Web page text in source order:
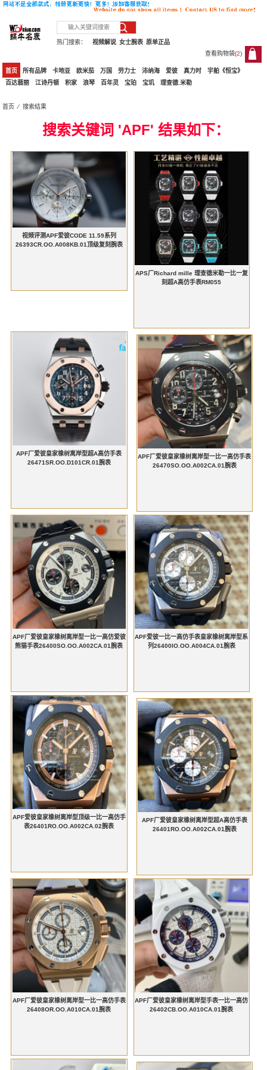
热门搜索： 原单正品
女士腕表
视频解说
查看购物袋(2)
2
首页 所有品牌 卡地亚 欧米茄 万国 劳力士 沛纳海 爱彼 真力时
宇舶《恒宝》
百达翡丽
江诗丹顿 积家 浪琴 百年灵 宝珀 宝玑 理查德.米勒
首页 ⁄ 搜索结果
搜索关键词 'APF' 结果如下：
视频评测APF爱彼CODE 11.59系列
26393CR.OO.A008KB.01顶级复刻腕表
APS厂Richard mille 理查德米勒一比一复
刻超A高仿手表RM055
APF厂爱彼皇家橡树离岸型超A高仿手表
26471SR.OO.D101CR.01腕表
APF厂爱彼皇家橡树离岸型一比一高仿手表
26470SO.OO.A002CA.01腕表
APF厂爱彼皇家橡树离岸型一比一高仿爱彼
熊猫手表26400SO.OO.A002CA.01腕表
APF爱彼一比一高仿手表皇家橡树离岸型系
列26400IO.OO.A004CA.01腕表
APF爱彼皇家橡树离岸型顶级一比一高仿手
表26401RO.OO.A002CA.02腕表
APF厂爱彼皇家橡树离岸型超A高仿手表
26401RO.OO.A002CA.01腕表
APF厂爱彼皇家橡树离岸型一比一高仿手表
26408OR.OO.A010CA.01腕表
APF厂爱彼皇家橡树离岸型手表一比一高仿
26402CB.OO.A010CA.01腕表